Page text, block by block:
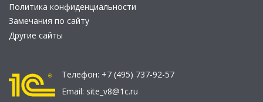
Политика конфиденциальности
Замечания по сайту
Другие сайты
Телефон: +7 (495) 737-92-57
Email: site_v8@1c.ru